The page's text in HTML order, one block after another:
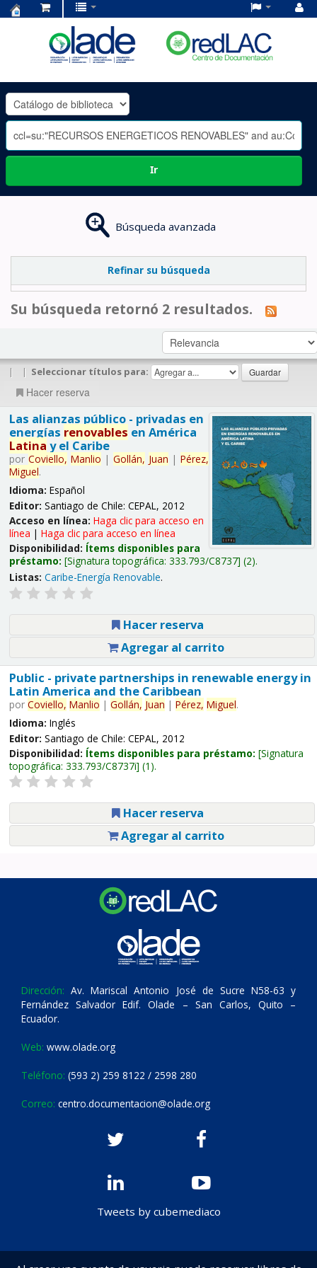
OLADE
-
Ir
Búsqueda avanzada
Refinar su búsqueda
Su búsqueda retornó 2 resultados.
| | Seleccionar títulos para:
Hacer reserva
Las alianzas público - privadas en
energías renovables en América
Latina y el Caribe
por Coviello, Manlio | Gollán, Juan | Pérez,
Miguel.
Idioma: Español
Editor: Santiago de Chile: CEPAL, 2012
Acceso en línea: Haga clic para acceso en
línea | Haga clic para acceso en línea
Disponibilidad: Ítems disponibles para
préstamo: Signatura topográfica: 333.793/C8737 (2).
Listas: Caribe-Energía Renovable.
Hacer reserva
Agregar al carrito
Public - private partnerships in renewable energy in
Latin America and the Caribbean
por Coviello, Manlio | Gollán, Juan | Pérez, Miguel.
Idioma: Inglés
Editor: Santiago de Chile: CEPAL, 2012
Disponibilidad: Ítems disponibles para préstamo: Signatura
topográfica: 333.793/C8737i (1).
Hacer reserva
Agregar al carrito
Dirección: Av. Mariscal Antonio José de Sucre N58-63 y
Fernández Salvador Edif. Olade – San Carlos, Quito –
Ecuador.
Web: www.olade.org
Teléfono: (593 2) 259 8122 / 2598 280
Correo: centro.documentacion@olade.org
Tweets by cubemediaco